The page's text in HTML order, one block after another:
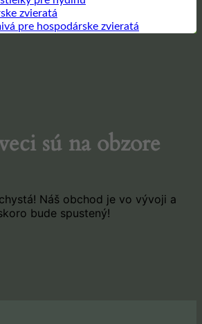
zvieratá
pre hospodárske zvieratá
sú na obzore
Náš obchod je vo vývoji a
bude spustený!